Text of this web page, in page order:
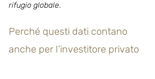
rifugio globale.
Perché questi dati contano
anche per l’investitore privato